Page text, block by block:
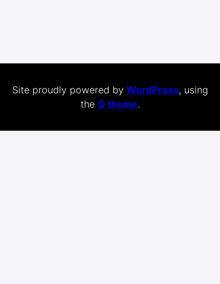
Site proudly powered by WordPress, using
the Q theme.